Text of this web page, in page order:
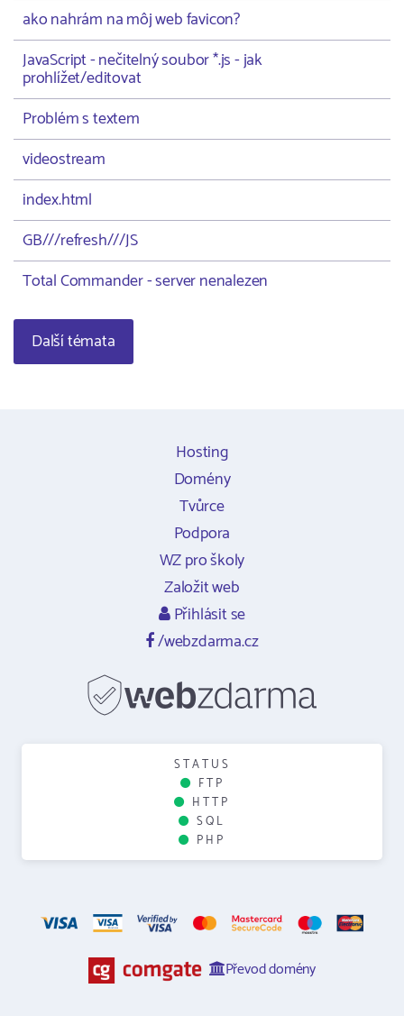
ako nahrám na môj web favicon?
JavaScript - nečitelný soubor *.js - jak
prohlížet/editovat
Problém s textem
videostream
index.html
GB///refresh///JS
Total Commander - server nenalezen
Další témata
Hosting
Domény
Tvůrce
Podpora
WZ pro školy
Založit web
Přihlásit se
/webzdarma.cz
STATUS
FTP
HTTP
SQL
PHP
Převod domény